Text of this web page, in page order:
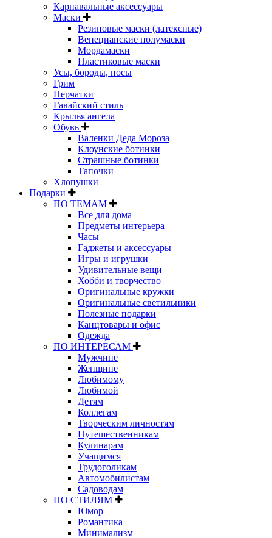
Карнавальные аксессуары
Маски
Резиновые маски (латексные)
Венецианские полумаски
Мордамаски
Пластиковые маски
Усы, бороды, носы
Грим
Перчатки
Гавайский стиль
Крылья ангела
Обувь
Валенки Деда Мороза
Клоунские ботинки
Страшные ботинки
Тапочки
Хлопушки
Подарки
ПО ТЕМАМ
Все для дома
Предметы интерьера
Часы
Гаджеты и аксессуары
Игры и игрушки
Удивительные вещи
Хобби и творчество
Оригинальные кружки
Оригинальные светильники
Полезные подарки
Канцтовары и офис
Одежда
ПО ИНТЕРЕСАМ
Мужчине
Женщине
Любимому
Любимой
Детям
Коллегам
Творческим личностям
Путешественникам
Кулинарам
Учащимся
Трудоголикам
Автомобилистам
Садоводам
ПО СТИЛЯМ
Юмор
Романтика
Минимализм